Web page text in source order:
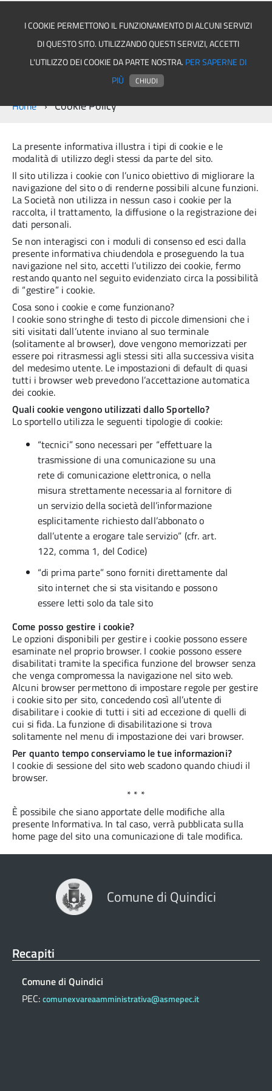
Comune di Quindici
Home Cookie Policy
La presente informativa illustra i tipi di cookie e le
modalità di utilizzo degli stessi da parte del sito.
Il sito utilizza i cookie con l’unico obiettivo di migliorare la
navigazione del sito o di renderne possibili alcune funzioni.
La Società non utilizza in nessun caso i cookie per la
raccolta, il trattamento, la diffusione o la registrazione dei
dati personali.
Se non interagisci con i moduli di consenso ed esci dalla
presente informativa chiudendola e proseguendo la tua
navigazione nel sito, accetti l’utilizzo dei cookie, fermo
restando quanto nel seguito evidenziato circa la possibilità
di “gestire” i cookie.
Cosa sono i cookie e come funzionano?
I cookie sono stringhe di testo di piccole dimensioni che i
siti visitati dall’utente inviano al suo terminale
(solitamente al browser), dove vengono memorizzati per
essere poi ritrasmessi agli stessi siti alla successiva visita
del medesimo utente. Le impostazioni di default di quasi
tutti i browser web prevedono l’accettazione automatica
dei cookie.
Quali cookie vengono utilizzati dallo Sportello?
Lo sportello utilizza le seguenti tipologie di cookie:
“tecnici” sono necessari per “effettuare la
trasmissione di una comunicazione su una
rete di comunicazione elettronica, o nella
misura strettamente necessaria al fornitore di
un servizio della società dell’informazione
esplicitamente richiesto dall’abbonato o
dall’utente a erogare tale servizio” (cfr. art.
122, comma 1, del Codice)
“di prima parte” sono forniti direttamente dal
sito internet che si sta visitando e possono
essere letti solo da tale sito
Come posso gestire i cookie?
Le opzioni disponibili per gestire i cookie possono essere
esaminate nel proprio browser. I cookie possono essere
disabilitati tramite la specifica funzione del browser senza
che venga compromessa la navigazione nel sito web.
Alcuni browser permettono di impostare regole per gestire
i cookie sito per sito, concedendo così all’utente di
disabilitare i cookie di tutti i siti ad eccezione di quelli di
cui si fida. La funzione di disabilitazione si trova
solitamente nel menu di impostazione dei vari browser.
Per quanto tempo conserviamo le tue informazioni?
I cookie di sessione del sito web scadono quando chiudi il
browser.
* * *
È possibile che siano apportate delle modifiche alla
presente Informativa. In tal caso, verrà pubblicata sulla
home page del sito una comunicazione di tale modifica.
Comune di Quindici
Recapiti
Comune di Quindici
PEC:comunexvareaamministrativa@asmepec.it
I COOKIE PERMETTONO IL FUNZIONAMENTO DI ALCUNI SERVIZI
DI QUESTO SITO. UTILIZZANDO QUESTI SERVIZI, ACCETTI
L'UTILIZZO DEI COOKIE DA PARTE NOSTRA. PER SAPERNE DI
PIÙ
CHIUDI